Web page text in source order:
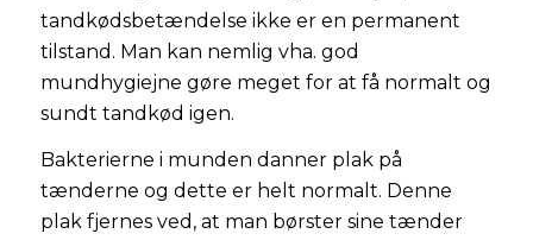
tandkødsbetændelse ikke er en permanent
tilstand. Man kan nemlig vha. god
mundhygiejne gøre meget for at få normalt og
sundt tandkød igen.
Bakterierne i munden danner plak på
tænderne og dette er helt normalt. Denne
plak fjernes ved, at man børster sine tænder